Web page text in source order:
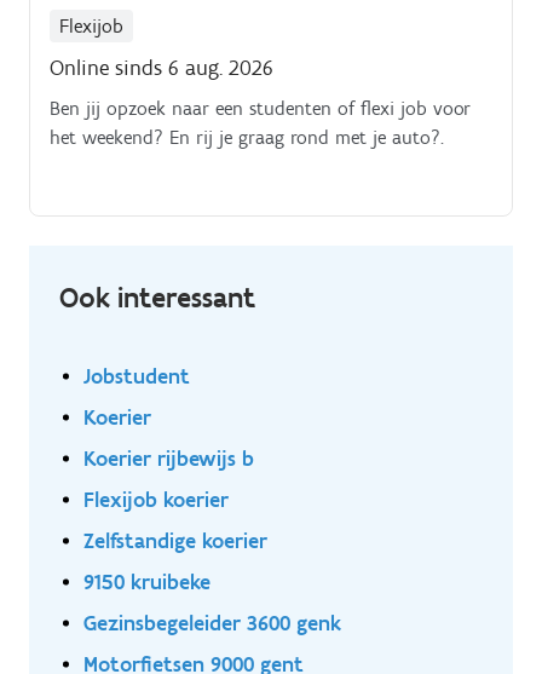
Flexijob
Online sinds 6 aug. 2026
Ben jij opzoek naar een studenten of flexi job voor
het weekend? En rij je graag rond met je auto?.
Ook interessant
Jobstudent
Koerier
Koerier rijbewijs b
Flexijob koerier
Zelfstandige koerier
9150 kruibeke
Gezinsbegeleider 3600 genk
Motorfietsen 9000 gent